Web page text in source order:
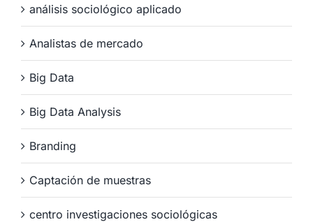
análisis sociológico aplicado
Analistas de mercado
Big Data
Big Data Analysis
Branding
Captación de muestras
centro investigaciones sociológicas